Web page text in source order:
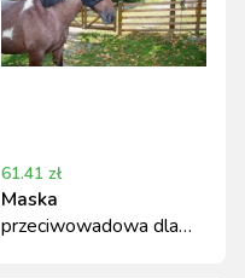
61.41 zł
Maska
przeciwowadowa dla